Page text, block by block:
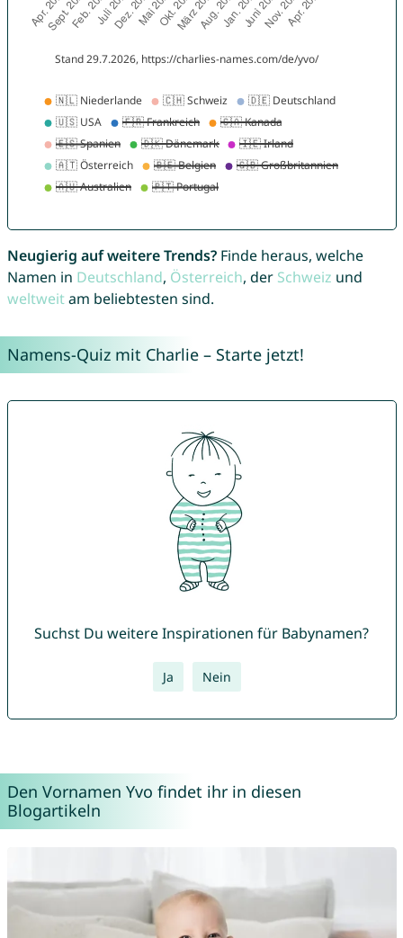
Neugierig auf weitere Trends?Finde heraus, welche
Namen in Deutschland, Österreich, der Schweiz und
weltweitam beliebtesten sind.
Namens-Quiz mit Charlie – Starte jetzt!
Suchst Du weitere Inspirationen für Babynamen?
Ja Nein
Den Vornamen Yvo findet ihr in diesen
Blogartikeln